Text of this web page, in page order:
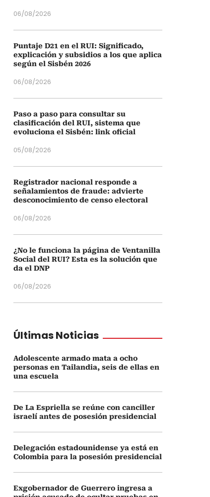
06/08/2026
Puntaje D21 en el RUI: Significado,
explicación y subsidios a los que aplica
según el Sisbén 2026
06/08/2026
Paso a paso para consultar su
clasificación del RUI, sistema que
evoluciona el Sisbén: link oficial
05/08/2026
Registrador nacional responde a
señalamientos de fraude: advierte
desconocimiento de censo electoral
06/08/2026
¿No le funciona la página de Ventanilla
Social del RUI? Esta es la solución que
da el DNP
06/08/2026
Últimas Noticias
Adolescente armado mata a ocho
personas en Tailandia, seis de ellas en
una escuela
De La Espriella se reúne con canciller
israelí antes de posesión presidencial
Delegación estadounidense ya está en
Colombia para la posesión presidencial
Exgobernador de Guerrero ingresa a